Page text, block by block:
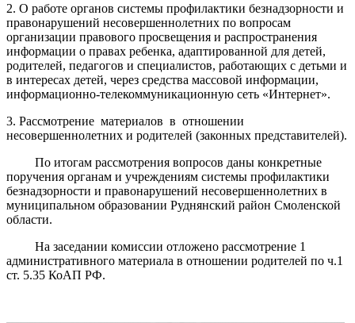
2. О работе органов системы профилактики безнадзорности и
правонарушений несовершеннолетних по вопросам
организации правового просвещения и распространения
информации о правах ребенка, адаптированной для детей,
родителей, педагогов и специалистов, работающих с детьми и
в интересах детей, через средства массовой информации,
информационно-телекоммуникационную сеть «Интернет».
3. Рассмотрение материалов в отношении
несовершеннолетних и родителей (законных представителей).
По итогам рассмотрения вопросов даны конкретные
поручения органам и учреждениям системы профилактики
безнадзорности и правонарушений несовершеннолетних в
муниципальном образовании Руднянский район Смоленской
области.
На заседании комиссии отложено рассмотрение 1
административного материала в отношении родителей по ч.1
ст. 5.35 КоАП РФ.